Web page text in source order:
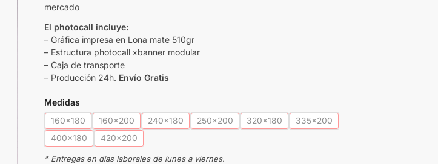
mercado
El photocall incluye:
– Gráfica impresa en Lona mate 510gr
– Estructura photocall xbanner modular
– Caja de transporte
– Producción 24h. Envío Gratis
Medidas
160x180 160x200 240x180 250x200 320x180
335x200
400x180
420x200
* Entregas en días laborales de lunes a viernes.